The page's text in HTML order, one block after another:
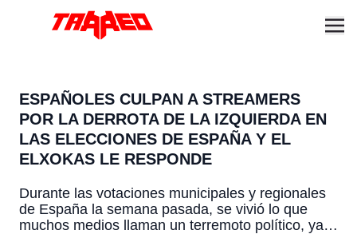
ESPAÑOLES CULPAN A STREAMERS
POR LA DERROTA DE LA IZQUIERDA EN
LAS ELECCIONES DE ESPAÑA Y EL
ELXOKAS LE RESPONDE
Durante las votaciones municipales y regionales
de España la semana pasada, se vivió lo que
muchos medios llaman un terremoto político, ya